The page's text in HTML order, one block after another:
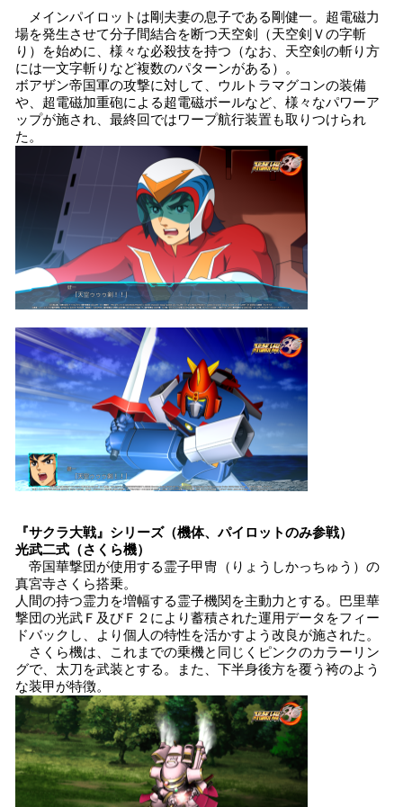
メインパイロットは剛夫妻の息子である剛健一。超電磁力
場を発生させて分子間結合を断つ天空剣（天空剣Ｖの字斬
り）を始めに、様々な必殺技を持つ（なお、天空剣の斬り方
には一文字斬りなど複数のパターンがある）。
ボアザン帝国軍の攻撃に対して、ウルトラマグコンの装備
や、超電磁加重砲による超電磁ボールなど、様々なパワーア
ップが施され、最終回ではワープ航行装置も取りつけられ
た。
『サクラ大戦』シリーズ（機体、パイロットのみ参戦）
光武二式（さくら機）
帝国華撃団が使用する霊子甲冑（りょうしかっちゅう）の
真宮寺さくら搭乗。
人間の持つ霊力を増幅する霊子機関を主動力とする。巴里華
撃団の光武Ｆ及びＦ２により蓄積された運用データをフィー
ドバックし、より個人の特性を活かすよう改良が施された。
さくら機は、これまでの乗機と同じくピンクのカラーリン
グで、太刀を武装とする。また、下半身後方を覆う袴のよう
な装甲が特徴。